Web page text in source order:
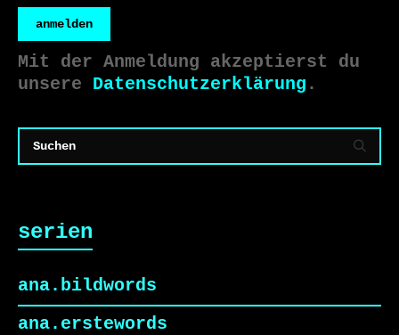
anmelden
Mit der Anmeldung akzeptierst du
unsere Datenschutzerklärung .
serien
ana.bildwords
ana.erstewords